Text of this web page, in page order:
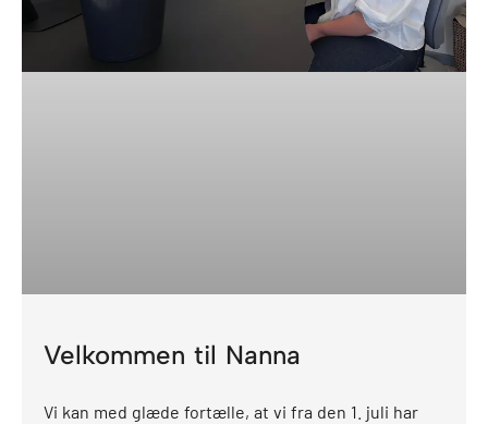
Velkommen til Nanna
Vi kan med glæde fortælle, at vi fra den 1. juli har